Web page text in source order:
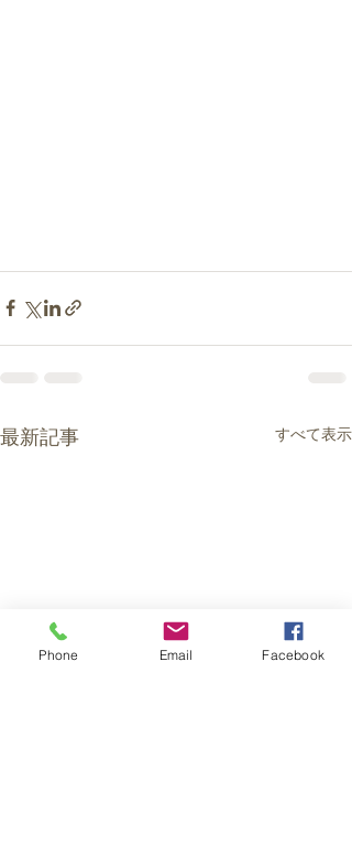
最新記事 すべて表示
Phone Email Facebook